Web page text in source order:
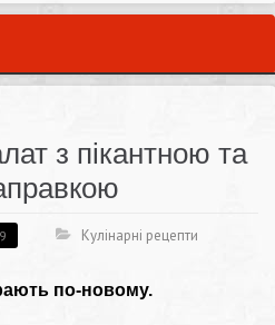
з пікантною та
Кулінарні рецепти
по-новому.